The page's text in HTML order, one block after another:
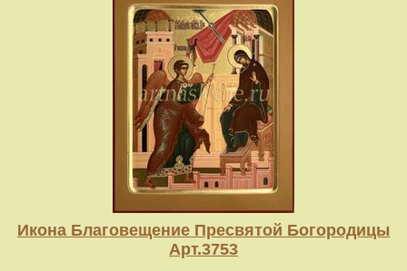
Икона Благовещение Пресвятой Богородицы
Арт.3753